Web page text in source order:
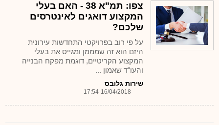
צפו: תמ"א 38 - האם בעלי
המקצוע דואגים לאינטרסים
שלכם?
על פי רוב בפרויקטי התחדשות עירונית
היזם הוא זה שמממן ומגייס את בעלי
המקצוע הקריטיים, דוגמת מפקח הבנייה
והעו"ד שאמון ...
שירות גלובס
16/04/2018
17:54